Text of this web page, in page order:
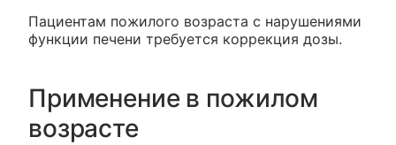
Пациентам пожилого возраста с нарушениями
функции печени требуется коррекция дозы.
Применение в пожилом
возрасте